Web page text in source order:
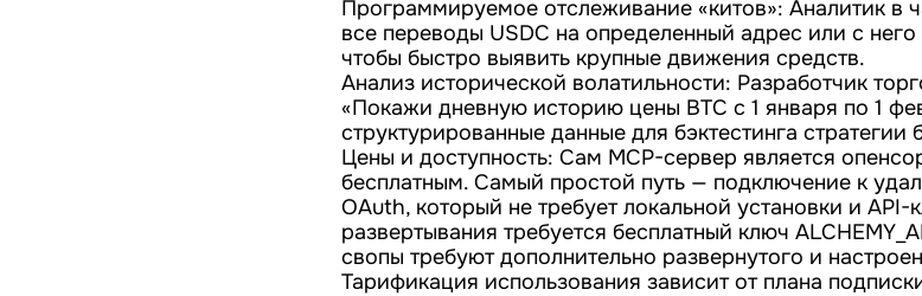
Программируемое отслеживание «китов»: Аналитик в
все переводы USDC на определенный адрес или с
чтобы быстро выявить крупные движения средств.
Анализ исторической волатильности: Разработчик
«Покажи дневную историю цены BTC с 1 января по 1
структурированные данные для бэктестинга
Цены и доступность: Сам MCP-сервер является
бесплатным. Самый простой путь — подключение к
OAuth, который не требует локальной установки и API-
развертывания требуется бесплатный ключ
свопы требуют дополнительно развернутого и
Тарификация использования зависит от плана